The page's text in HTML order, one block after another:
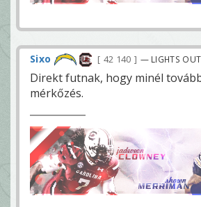
Sixo 42 140 — LIGHTS
Direkt futnak, hogy minél
mérkőzés.